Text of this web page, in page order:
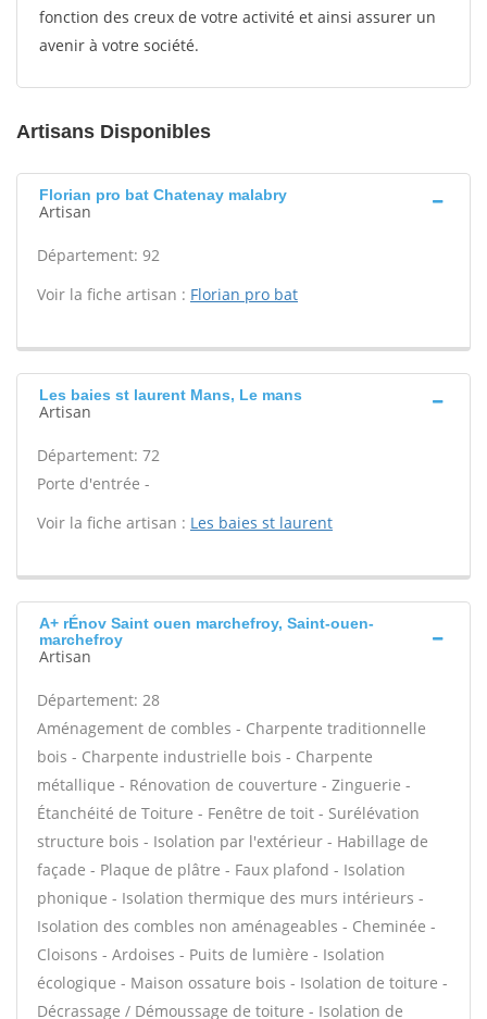
fonction des creux de votre activité et ainsi assurer un
avenir à votre société.
Artisans Disponibles
Florian pro bat Chatenay malabry
Artisan
Département: 92
Voir la fiche artisan : Florian pro bat
Les baies st laurent Mans, Le mans
Artisan
Département: 72
Porte d'entrée -
Voir la fiche artisan : Les baies st laurent
A+ rÉnov Saint ouen marchefroy, Saint-ouen-
marchefroy
Artisan
Département: 28
Aménagement de combles - Charpente traditionnelle
bois - Charpente industrielle bois - Charpente
métallique - Rénovation de couverture - Zinguerie -
Étanchéité de Toiture - Fenêtre de toit - Surélévation
structure bois - Isolation par l'extérieur - Habillage de
façade - Plaque de plâtre - Faux plafond - Isolation
phonique - Isolation thermique des murs intérieurs -
Isolation des combles non aménageables - Cheminée -
Cloisons - Ardoises - Puits de lumière - Isolation
écologique - Maison ossature bois - Isolation de toiture -
Décrassage / Démoussage de toiture - Isolation de